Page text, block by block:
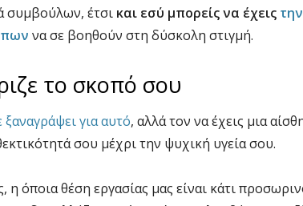
συμβούλων, έτσι και εσύ μπορείς να έχεις
να σε βοηθούν στη δύσκολη στιγμή.
το σκοπό σου
για αυτό, αλλά τον να έχεις μια
σου μέχρι την ψυχική υγεία σου.
η όποια θέση εργασίας μας είναι κάτι